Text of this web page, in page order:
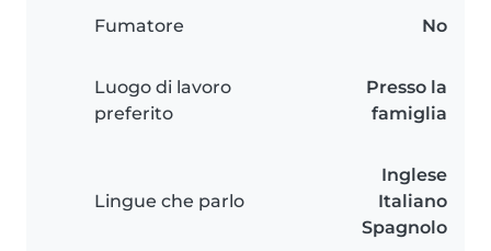
Fumatore No
Luogo di lavoro
preferito
Presso la
famiglia
Lingue che parlo
Inglese
Italiano
Spagnolo